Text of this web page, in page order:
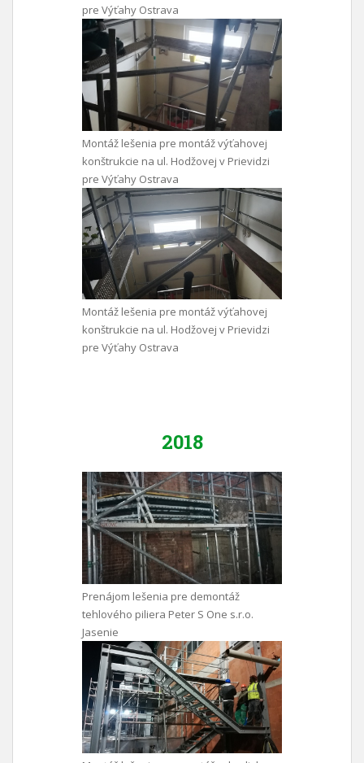
pre Výťahy Ostrava
Montáž lešenia pre montáž výťahovej
konštrukcie na ul. Hodžovej v Prievidzi
pre Výťahy Ostrava
Montáž lešenia pre montáž výťahovej
konštrukcie na ul. Hodžovej v Prievidzi
pre Výťahy Ostrava
2018
Prenájom lešenia pre demontáž
tehlového piliera Peter S One s.r.o.
Jasenie